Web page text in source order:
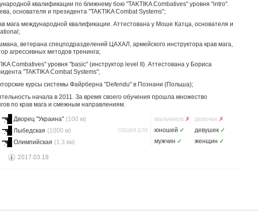
квалификации по ближнему бою "TAKTIKA Combatives" уровня "intro".
основателя и президента "TAKTIKA Combat Systems";
мага международной квалификации. Аттестована у Моше Катца, основателя и
ветерана спецподразделений ЦАХАЛ, армейского инструктора крав мага,
агрессивных методов тренинга;
Combatives" уровня "basic" (инструктор level II). Аттестована у Бориса
"TAKTIKA Combat Systems";
курсы системы Файрберна "Defendu" в Познани (Польша);
начала в 2011. За время своего обучения прошла множество
по крав мага и смежным направлениям.
Дворец "Украина" (100 м)
Лыбедская (1000 м)
Олимпийская (1.3 км)
СЕКЦИЯ ДЛЯ
мальчиков ✗ девочек ✗
юношей ✓ девушек ✓
мужчин ✓ женщин ✓
2017.03.18